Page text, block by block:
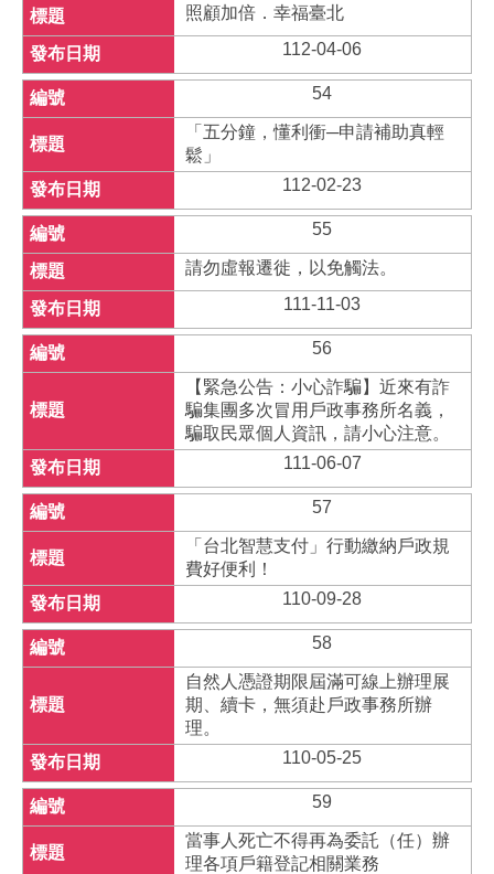
照顧加倍．幸福臺北
112-04-06
54
「五分鐘，懂利衝─申請補助真輕
鬆」
112-02-23
55
請勿虛報遷徙，以免觸法。
111-11-03
56
【緊急公告：小心詐騙】近來有詐
騙集團多次冒用戶政事務所名義，
騙取民眾個人資訊，請小心注意。
111-06-07
57
「台北智慧支付」行動繳納戶政規
費好便利！
110-09-28
58
自然人憑證期限屆滿可線上辦理展
期、續卡，無須赴戶政事務所辦
理。
110-05-25
59
當事人死亡不得再為委託（任）辦
理各項戶籍登記相關業務